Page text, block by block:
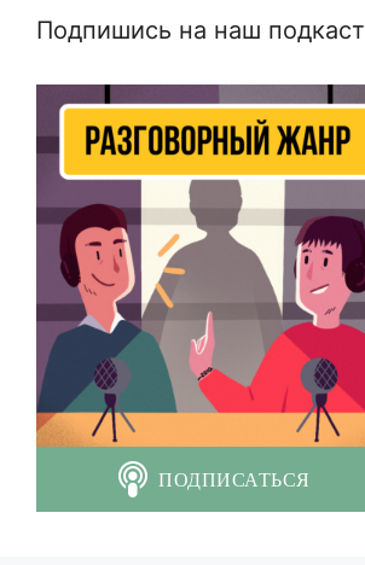
Подпишись на наш подкаст